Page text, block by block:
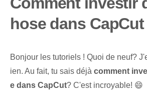
hose dans CapCut
Bonjour les tutoriels ! Quoi de neuf?
ien. Au fait, tu sais déjà comment
e dans CapCut? C'est incroyable! 😄